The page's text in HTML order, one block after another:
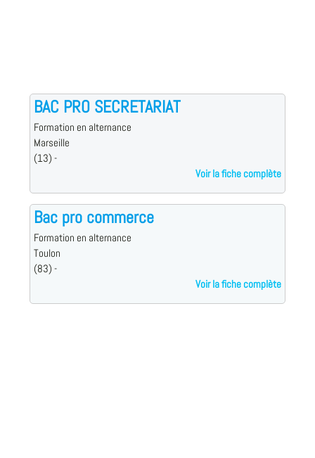
BAC PRO SECRETARIAT
Formation en alternance
Marseille
(13) -
Voir la fiche complète
Bac pro commerce
Formation en alternance
Toulon
(83) -
Voir la fiche complète